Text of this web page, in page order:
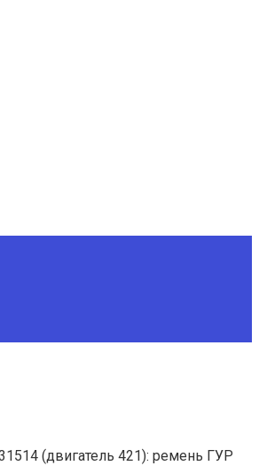
(двигатель 421): ремень ГУР